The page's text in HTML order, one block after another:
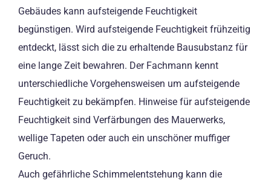
Gebäudes kann aufsteigende Feuchtigkeit
begünstigen. Wird aufsteigende Feuchtigkeit frühzeitig
entdeckt, lässt sich die zu erhaltende Bausubstanz für
eine lange Zeit bewahren. Der Fachmann kennt
unterschiedliche Vorgehensweisen um aufsteigende
Feuchtigkeit zu bekämpfen. Hinweise für aufsteigende
Feuchtigkeit sind Verfärbungen des Mauerwerks,
wellige Tapeten oder auch ein unschöner muffiger
Geruch.
Auch gefährliche Schimmelentstehung kann die